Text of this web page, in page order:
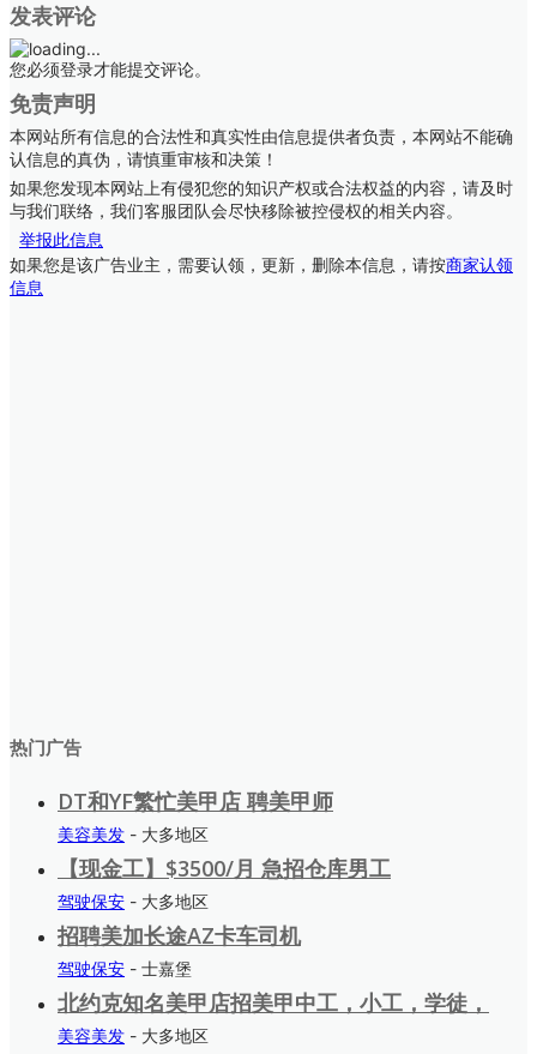
发表评论
您必须登录才能提交评论。
免责声明
本网站所有信息的合法性和真实性由信息提供者负责，本网站不能确
认信息的真伪，请慎重审核和决策！
如果您发现本网站上有侵犯您的知识产权或合法权益的内容，请及时
与我们联络，我们客服团队会尽快移除被控侵权的相关内容。
举报此信息
如果您是该广告业主，需要认领，更新，删除本信息，请按商家认领
信息
热门广告
DT和YF繁忙美甲店 聘美甲师
美容美发 - 大多地区
【现金工】$3500/月 急招仓库男工
驾驶保安 - 大多地区
招聘美加长途AZ卡车司机
驾驶保安 - 士嘉堡
北约克知名美甲店招美甲中工，小工，学徒，
美容美发 - 大多地区